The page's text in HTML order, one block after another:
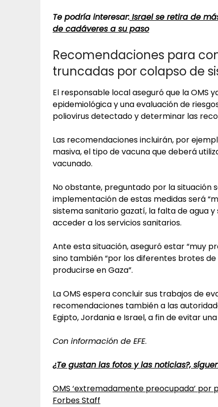
Te podría interesar: Israel se retira de
de cadáveres a su paso
Recomendaciones para
truncadas por colapso de
El responsable local aseguró que la OMS
epidemiológica y una evaluación de
poliovirus detectado y determinar las
Las recomendaciones incluirán, por
masiva, el tipo de vacuna que deberá
vacunado.
No obstante, preguntado por la situación
implementación de estas medidas será
sistema sanitario gazatí, la falta de agua
acceder a los servicios sanitarios.
Ante esta situación, aseguró estar “muy
sino también “por los diferentes brotes
producirse en Gaza”.
La OMS espera concluir sus trabajos de
recomendaciones también a las
Egipto, Jordania e Israel, a fin de evitar
Con información de EFE.
¿Te gustan las fotos y las noticias?,
OMS ‘extremadamente preocupada’ por
Forbes Staff